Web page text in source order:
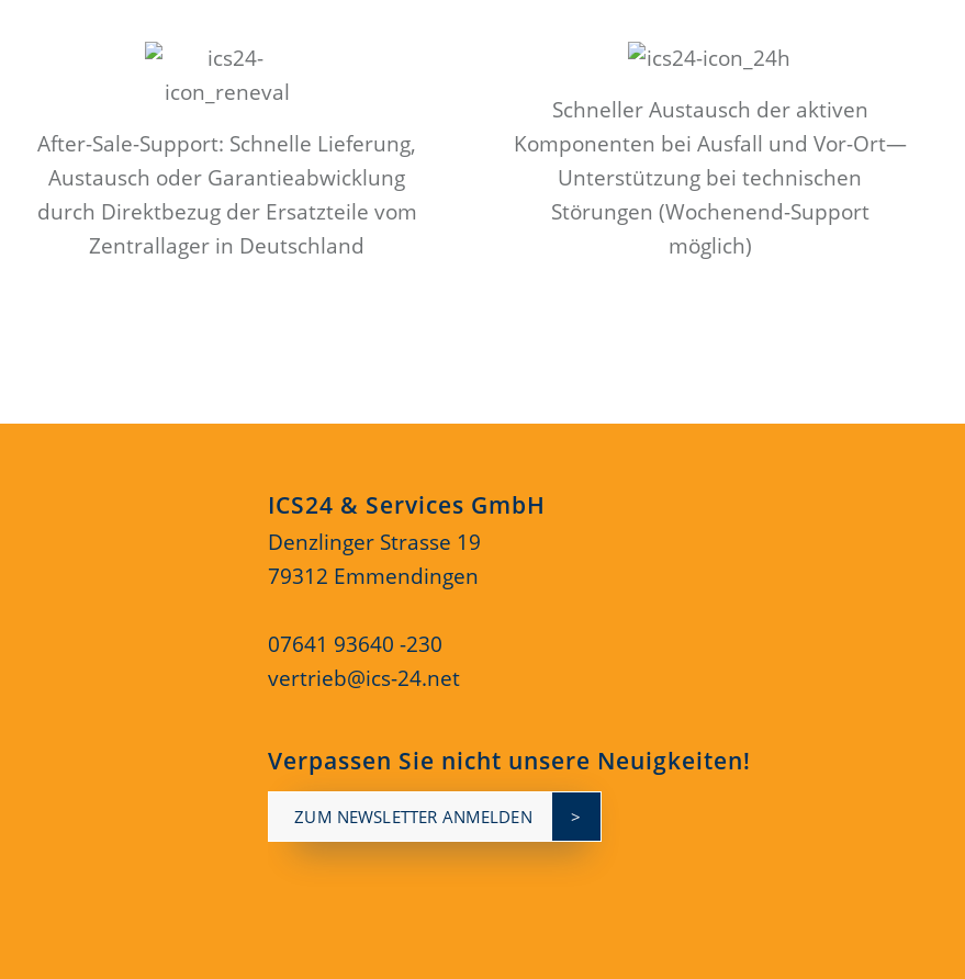
After-Sale-Support: Schnelle Lieferung,
Austausch oder Garantieabwicklung
durch Direktbezug der Ersatzteile vom
Zentrallager in Deutschland
Schneller Austausch der aktiven
Komponenten bei Ausfall und Vor-Ort—
Unterstützung bei technischen
Störungen (Wochenend-Support
möglich)
ICS24 & Services GmbH
Denzlinger Strasse 19
79312 Emmendingen
07641 93640 -230
vertrieb@ics-24.net
Verpassen Sie nicht unsere Neuigkeiten!
ZUM NEWSLETTER ANMELDEN